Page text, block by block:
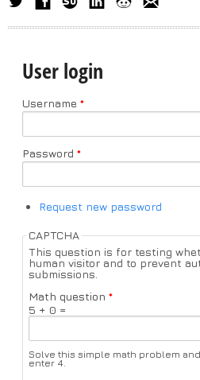
User login
Username *
Password *
Request new password
CAPTCHA
This question is for testing
human visitor and to prevent
submissions.
Math question *
5 + 0 =
Solve this simple math problem
enter 4.